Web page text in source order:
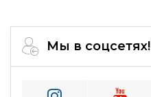
Мы в соцсетях!